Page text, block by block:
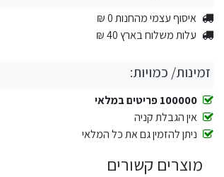
איסוף עצמי מהחנות 0 ₪
עלות משלוח בארץ 40 ₪
זמינות/ כמויות:
100000 פריטים במלאי
אין הגבלת קניה
ניתן להזמין גם את כל המלאי
מוצרים קשורים